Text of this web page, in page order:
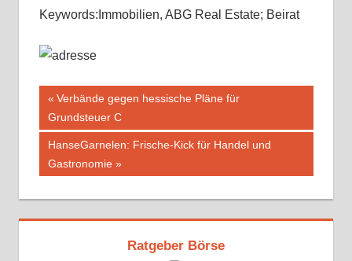
Keywords:Immobilien, ABG Real Estate; Beirat
Beitragsnavigation
Vorheriger
Beitrag:
Verbände gegen hessische Pläne für
Grundsteuer C
Nächster
Beitrag:
HanseGarnelen: Frische-Kick für Handel und
Gastronomie
Ratgeber Börse